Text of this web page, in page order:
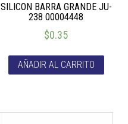
SILICON BARRA GRANDE JU-
238 00004448
$0.35
AÑADIR AL CARRITO